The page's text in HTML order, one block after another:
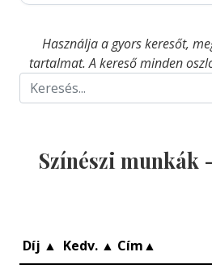
Használja a gyors keresőt,
tartalmat. A kereső minden
Színészi munkák -
Díj ▲ Kedv. ▲ Cím▲